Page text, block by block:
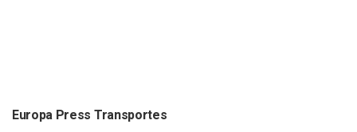
Europa Press Transportes